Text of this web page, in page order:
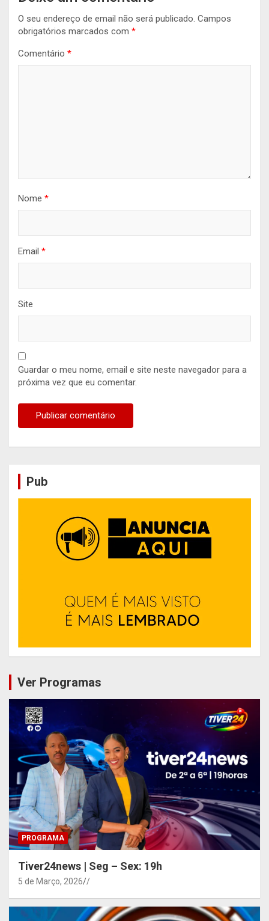
O seu endereço de email não será publicado. Campos
obrigatórios marcados com *
Comentário *
Nome *
Email *
Site
Guardar o meu nome, email e site neste navegador para a
próxima vez que eu comentar.
Pub
Ver Programas
PROGRAMA
Tiver24news | Seg – Sex: 19h
5 de Março, 2026 /